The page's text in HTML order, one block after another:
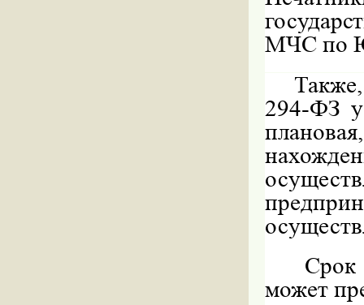
МЧС по
294-ФЗ
может